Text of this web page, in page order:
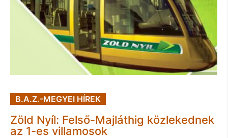
B.A.Z.-MEGYEI HÍREK
Zöld Nyíl: Felső-Majláthig közlekednek
az 1-es villamosok